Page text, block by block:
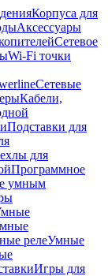
Корпуса для
Аксессуары
Сетевое
Wi-Fi точки
Сетевые
Кабели,
Подставки для
для
Программное
умным
релеУмные
Игры для